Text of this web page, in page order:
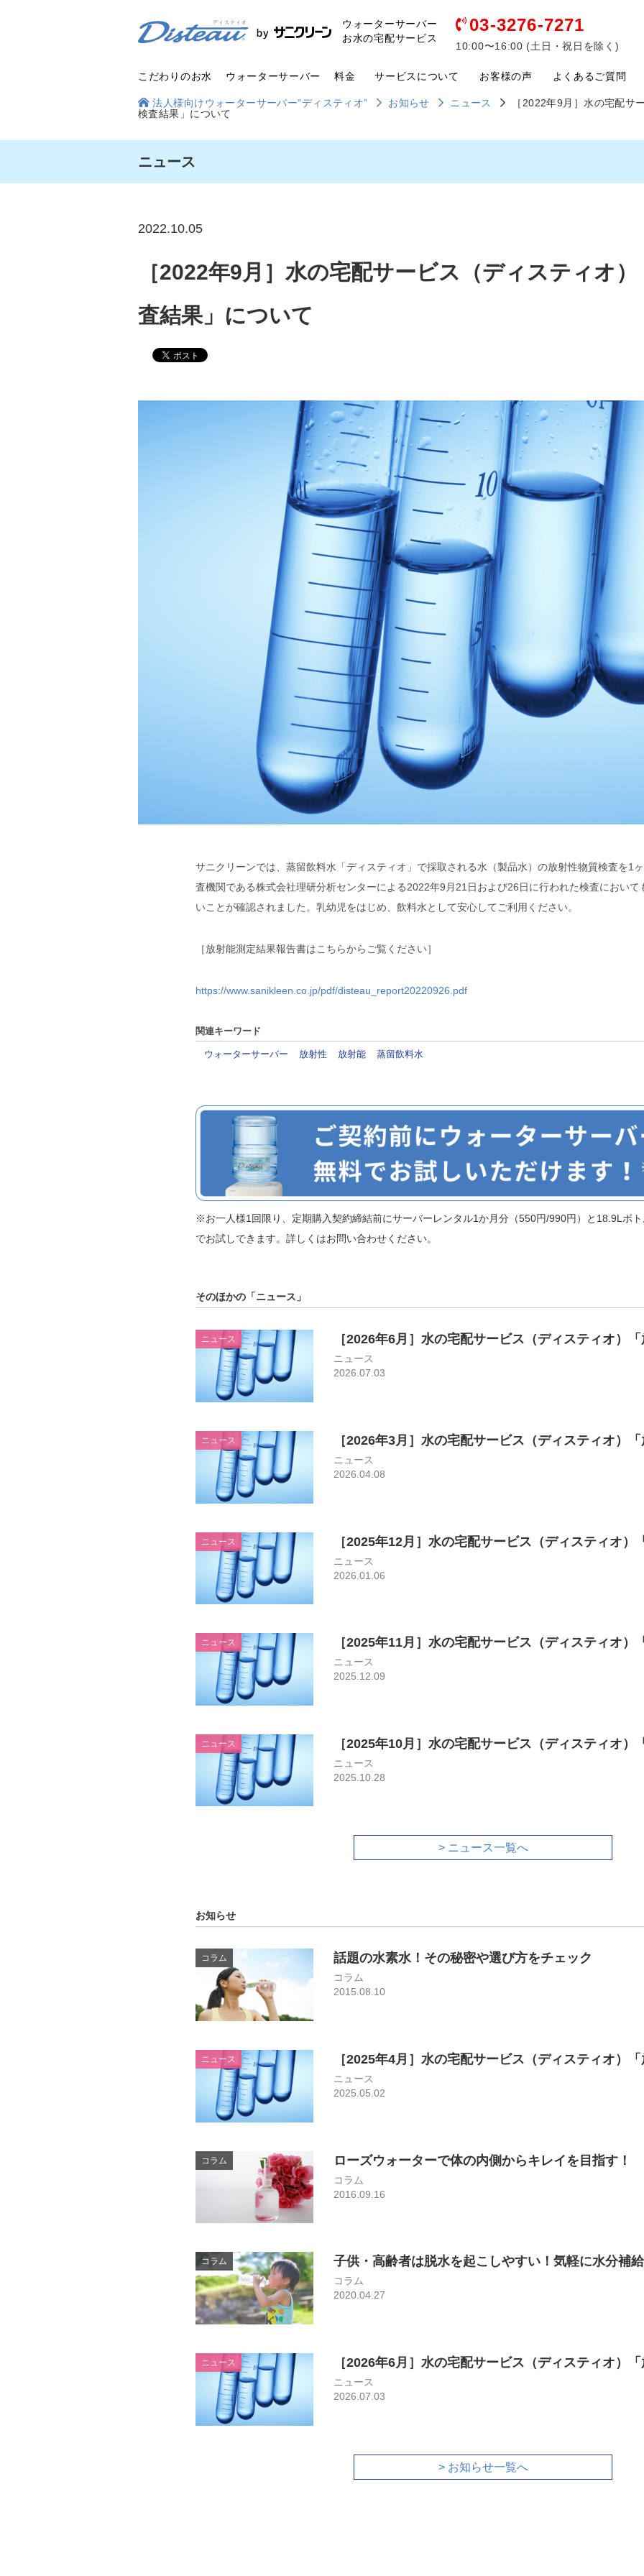
ウォーターサーバー
お水の宅配サービス
03-3276-7271
10:00〜16:00 (土日・祝日を除く)
こだわりのお水
心
の
ウォーターサーバー 料金 サービスについて
ウ
ーサー
お客様の声 よくあるご質問
法人様向けウォーターサーバー“ディスティオ” お知らせ ニュース
［2022年9月］水の宅配サ
検査結果」について
ニュース
2022.10.05
［2022年9月］水の宅配サービス（ディスティオ
査結果」について
サニクリーンでは、蒸留飲料水「ディスティオ」で採取される水（製品水）の放射性物質検査を1
査機関である株式会社理研分析センターによる2022年9月21日および26日に行われた検査において
いことが確認されました。乳幼児をはじめ、飲料水として安心してご利用ください。
［放射能測定結果報告書はこちらからご覧ください］
https://www.sanikleen.co.jp/pdf/disteau_report20220926.pdf
関連キーワード
ウォーターサーバー 放射性 放射能 蒸留飲料水
※お一人様1回限り、定期購入契約締結前にサーバーレンタル1か月分（550円/990円）と18.9Lボ
でお試しできます。詳しくはお問い合わせください。
そのほかの「ニュース」
ニュース ［2026年6月］水の宅配サービス（ディスティオ）
ニュース
2026.07.03
ニュース ［2026年3月］水の宅配サービス（ディスティオ）
ニュース
2026.04.08
ニュース ［2025年12月］水の宅配サービス（ディスティオ）
ニュース
2026.01.06
ニュース ［2025年11月］水の宅配サービス（ディスティオ）
ニュース
2025.12.09
ニュース ［2025年10月］水の宅配サービス（ディスティオ）
ニュース
2025.10.28
> ニュース一覧へ
お知らせ
コラム 話題の水素水！その秘密や選び方をチェック
コラム
2015.08.10
ニュース ［2025年4月］水の宅配サービス（ディスティオ）
ニュース
2025.05.02
コラム ローズウォーターで体の内側からキレイを目指す！
コラム
2016.09.16
コラム 子供・高齢者は脱水を起こしやすい！気軽に水分補
コラム
2020.04.27
ニュース ［2026年6月］水の宅配サービス（ディスティオ）
ニュース
2026.07.03
> お知らせ一覧へ